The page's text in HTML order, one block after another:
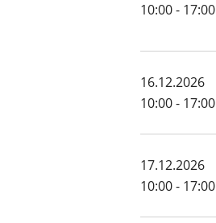
10:00 - 17:00
16.12.2026
10:00 - 17:00
17.12.2026
10:00 - 17:00